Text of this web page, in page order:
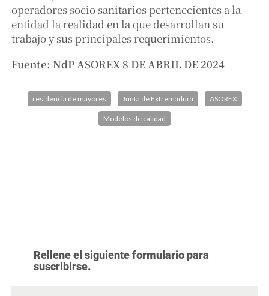
operadores socio sanitarios pertenecientes a la
entidad la realidad en la que desarrollan su
trabajo y sus principales requerimientos.
Fuente: NdP ASOREX 8 DE ABRIL DE 2024
residencia de mayores Junta de Extremadura ASOREX
Modelos de calidad
Rellene el siguiente formulario para
suscribirse.